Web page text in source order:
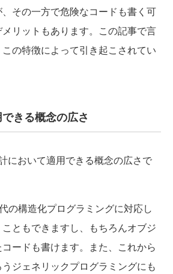
その一方で危険なコードも書く可
リットもあります。この記事で言
の特徴によって引き起こされてい
きる概念の広さ
において適用できる概念の広さで
の構造化プログラミングに対応し
ともできますし、もちろんオブジ
ードも書けます。また、これから
ジェネリックプログラミングにも